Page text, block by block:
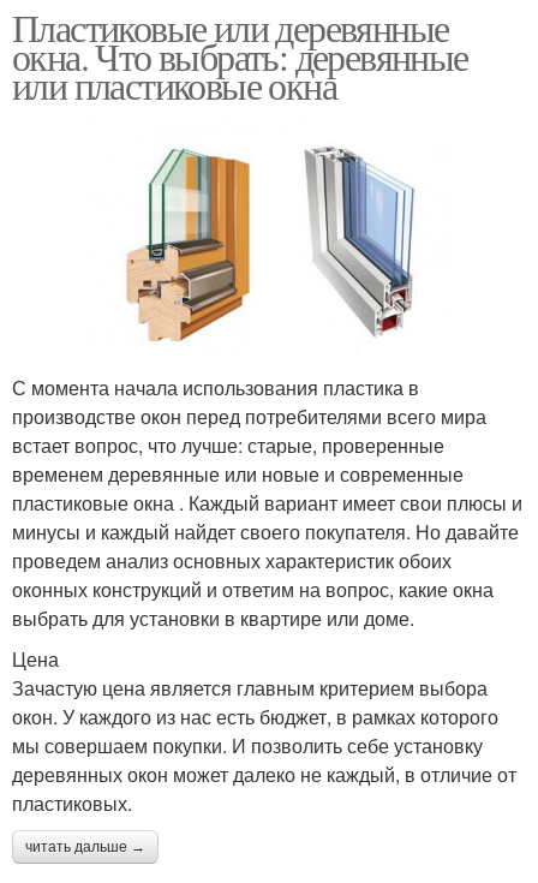
Пластиковые или деревянные
окна. Что выбрать: деревянные
или пластиковые окна
С момента начала использования пластика в
производстве окон перед потребителями всего мира
встает вопрос, что лучше: старые, проверенные
временем деревянные или новые и современные
пластиковые окна . Каждый вариант имеет свои плюсы и
минусы и каждый найдет своего покупателя. Но давайте
проведем анализ основных характеристик обоих
оконных конструкций и ответим на вопрос, какие окна
выбрать для установки в квартире или доме.
Цена
Зачастую цена является главным критерием выбора
окон. У каждого из нас есть бюджет, в рамках которого
мы совершаем покупки. И позволить себе установку
деревянных окон может далеко не каждый, в отличие от
пластиковых.
читать дальше →